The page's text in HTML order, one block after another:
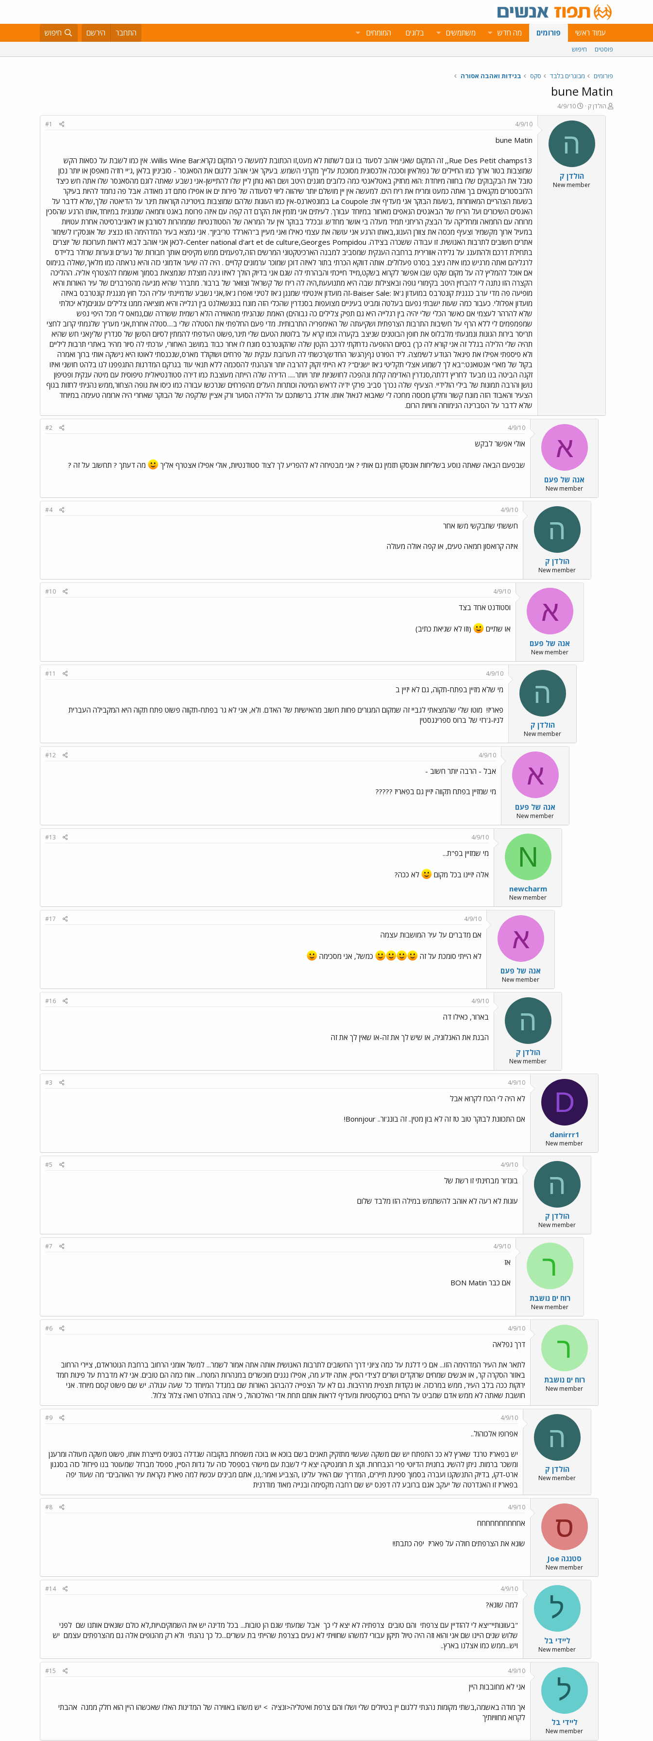
עמוד ראשי פורומים מה חדש משתמשים בלוגים המומחים התחבר הירשם חיפוש
פוסטים חיפוש
פורומים מבוגרים בלבד סקס בגידות ואהבה אסורה
bune Matin
פ
ו
הולדן ק
פ
ו
ר
ם
א
ר
י
4/9/10
ה
הולדן ק
New member
4/9/10
#1
bune Matin
Rue Des Petit champs13,, זה המקום שאני אוהב לסעוד בו וגם לשתות לא מעט,זו הכתובת למעשה כי המקום נקרא:Willis Wine Bar. אין כמו לשבת על כסאות הקש
שמוצבות בטור ארוך כמו החיילים של נפולאיון וסככה אלכסונית מסוככת עלייך מקרני השמש. בעיקר אני אוהב ללגום את הסאנסר - סוביניון בלאן ,ג'יי רוז'ה מאפסן או יותר נכון
טובל את הבקבוקים שלו בחווה מיוחדת :הוא מחזיק באטלאנטי כמה כלובים מוגנים היטב ושם הוא נותן ליין שלו להתיישן-אני נשבע שאתה לוגם מהסאנסר שלו אתה חש כיצד
הלובסטרים מקנאים בך ואתה כמעט ומריח את ריח הים. למעשה אין יין מושלם יותר שיהווה ליווי לסעודה של פירות ים או אפילו סתם דג מאודה. אבל פה נחמד להיות בעיקר
בשעות הצהריים המאוחרות ,בשעות הבוקר אני מעדיף את: La Coupole במונפארנס-אין כמו העוגות שלהם שמוצבות בויטרינה וקוראות תיגר על הדיאטה שלך,שלא לדבר על
האגסים השיכורים ועל הריח של הבאגטים הנאפים מאחור במיוחד עבורך. לעיתים אני מזמין את הקרם דה קפה עם איזה פרוסת באגט וחמאה שמנונית במיוחד,אותו הרגע שהסכין
מרוחה עם החמאה ומחליקה על הבצק הריחני תמיד מעלה בי אושר מחדש. ובכלל בבוקר אין על המראה של הסטודנטיות שממהרות לסורבון או לאוניברסיטה אחרת עטויות
במעיל ארוך מקשמיר וצעיף מכסה את צוורן הענוג,באותו הרגע אני עושה את עצמי כאילו ואני מעיין ב"הארלד טריביון". אני נמצא בעיר המדהימה הזו כנציג של אונסק"ו לשימור
אתרים חשובים לתרבות האנושית. זו עבודה ששכרה בצידה. Center national d'art et de culture,Georges Pompidou-לכאן אני אוהב לבוא לראות תערוכות של יוצרים
בתחילת דרכם ולהתענג על גלידה אוורירית ברחבה הענקית שמסביב למבנה הארכיטקטוני המרשים הזה,לפעמים ממש מקיפים אותך חבורות של נערים ונערות שרולר בליידס
לרגליהם ואתה מרגיש כמו איזה ניצב בסרט פעלולים. אותה דווקא הכרתי בתור לאיזה דוכן שמוכר ערמונים קלויים . היה לה שיער אדמוני כזה והיא נראתה כמו מלאך,שאלה בנימוס
אם אוכל להמליץ לה על מקום שקט שבו אפשר לקרוא בשקט,מייד חייכתי והבהרתי לה שגם אני בדיוק הולך לאיזו גינה מוצלת שנמצאת בסמוך ואשמח להצטרף אליה. ההליכה
הקצרה הזו נתנה לי להבחין היטב בקימורי גופה ובאצילות שבה היא מתנועעת,היה לה ריח של קשראל וצוואר של ברבור. מתברר שהיא מגיעה מהפרברים של עיר האורות והיא
מופיעה פה מדי ערב כנגנית קונטרבס במועדון ג'אז :Baiser Sale-זה מועדון אינטימי שמנגן ג'אז לטיני ואפרו ג'אז,אני נשבע שדמיינתי עליה הכל חוץ מנגנית קונטרבס באיזה
מועדון אפלולי. כעבור כמה שעות ישבתי נפעם בעלטה ומביט בעיניים מצועפות בסנדרין שהכלי הזה מונח בנונשאלנט בין רגלייה והיא מוציאה ממנו צלילים ענוגים(לא יכולתי
שלא להרהר לעצמי אם כאשר הכלי שלי יהיה בין רגלייה היא גם תפיק צלילים כה גבוהים) האמת שנהניתי מהאווירה הלא רשמית ששררה שם,נמאס לי מכל היפי נפש
שמפמפמים לי ללא הרף על חשיבות התרבות הצרפתית ושקיעתה של האימפריה התרבותית. מדי פעם החלפתי את הסטלה שלי ב....סטלה אחרת,אני מעריך שלגמתי קרוב לחצי
תריסר בירות הגונות ונמנעתי מלבלוס את חופן הבוטנים שניצב בקערה וכמו קרא על בלוטות הטעם שלי תיגר,פשוט העדפתי להמתין לסיום הסשן של סנדרין שלי(אני חש שהיא
תהיה שלי הלילה בגלל זה אני קורא לה כך) בסיום ההופעה נדחקתי לרכב הקטן שלה שהקונטרבס מונח לו אחר כבוד במושב האחורי, ערכתי לה סיור מהיר באתרי תרבות ליליים
ולא פיספתי אפילו את פיגאל הנודע לשימצה. ליד הפורט נף(הגשר החדש)רכשתי לה תערובת ענקית של פרחים ושוקולד מארס,שנכנסתי לאוטו היא נישקה אותי ברוך ואמרה
בקול של מארי אנטואנט:"בא לך לשמוע אצלי תקליטי ג'אז ישנים"? לא הייתי זקוק להרבה יותר והנהנתי להסכמה ללא תנאי עוד בגרקם המדרגות התגפפנו לנו בלהט חושני ואיזו
זקנה הביטה בנו מבעד לחריץ דלתה,סנדרין האדימה קלות ונהפכה לחושניות יותר ויותר..... הדירה שלה הייתה מעוצבת כמו דירה סטודנטיאלית טיפוסית עם מיטה ענקית ופטיפון
נושן והרבה תמונות של בילי הולידיי. הצעיף שלה נכרך סביב פרקי ידיה לראש המיטה וכותרות העלים מהפרחים שנרכשו עבורה כמו כיסו את גופה הצחור,ממש נהניתי לחזות בגוף
הצעיר והאבוד הזה מונח קשור וחלקו מכוסה מחכה לי שאבוא לגאול אותו. אדלג ברשותכם על הלילה הסוער ורק אציין שלקפה של הבוקר שאחרי היה ארומה טעימה במיוחד
שלא לדבר על הסברינה הנימוחה ורוויות הרום.
א
אנה של פעם
New member
4/9/10
#2
אולי אפשר לבקש
שבפעם הבאה שאתה נוסע בשליחות אונסקו תזמין גם אותי ? אני מבטיחה לא להפריע לך לצוד סטודנטיות, אולי אפילו אצטרף אליך מה דעתך ? תחשוב על זה ?
ה
הולדן ק
New member
4/9/10
#4
חששתי שתבקשי משו אחר
איזה קרואסון חמאה טעים, או קפה אולה מעולה
א
אנה של פעם
New member
4/9/10
#10
וסטודנט אחד בצד
או שתיים (וזו לא שגיאת כתיב)
ה
הולדן ק
New member
4/9/10
#11
מי שלא מזיין בפתח-תקוה, גם לא יזיין ב
פאריז! מוטו שלי שהמצאתי לגביי זה שמקום המגורים פחות חשוב מהאישיות של האדם. ולא, אני לא גר בפתח-תקווה פשוט פתח תקוה היא המקבילה העברית
לניו-ג'רזי של ברוס ספרינגסטין
א
אנה של פעם
New member
4/9/10
#12
אבל - הרבה יותר חשוב -
מי שמזיין בפתח תקווה יזיין גם בפאריז ?????
N
newcharm
New member
4/9/10
#13
מי שמזיין בפ"ת...
אלה יזיינו בכל מקום לא ככה?
א
אנה של פעם
New member
4/9/10
#17
אם מדברים על עיר המושבות עצמה
לא הייתי סומכת על זה כמשל, אני מסכימה
ה
הולדן ק
New member
4/9/10
#16
בארור, כאילו דה
הבנת את האנלוגיה, או שיש לך את זה-או שאין לך את זה
D
danirrr1
New member
4/9/10
#3
לא היה לי הכח לקרוא אבל
אם התכוונת לבוקר טוב טז זה לא בון מטין.. זה בונג'ור.. Bonnjour!
ה
הולדן ק
New member
4/9/10
#5
בונז'ור מבחינתי זו רשת של
עוגות לא רעה לא אוהב להשתמש במילה הזו מלבד שלום
ר
רוח ים נושבת
New member
4/9/10
#7
אז
אם כבר BON Matin
ר
רוח ים נושבת
New member
4/9/10
#6
דרך נפלאה
לתאר את העיר המדהימה הזו... אם כי דלגת על כמה ציוני דרך החשובים לתרבות האנושית אותה אתה אמור לשמר... למשל אומני הרחוב ברחבת הנוטראדם, ציירי הרחוב
באזור הסקרה קר, או אנשים שמחים שרוקדים ושרים לצידי הסיין. אתה יודע מה, אפילו נגנים מוכשרים במנהרות המטרו... אוח כמה הם טובים. אני לא מדברת על פינות חמד
ירוקות ככה בלב העיר, ממש במרכזה. או נקודות תצפית מרהיבות. גם לא על הצפייה להבהוב האורות שם במגדל המיוחד כל שעה עגולה. יש שם פשוט קסם מיוחד. אני
חושבת שאתה לא ממש אדם שמביט על החיים בסרקסטיות ומעדיף לראות אותם תחת אדי האלכוהול, כי אתה בהחלט רואה צלול צלול.
ה
הולדן ק
New member
4/9/10
#9
אפרופו אלכוהול..
יש בפאריז טרנד שארץ לא ככ התפתח יש שם משקה שעשוי מתזקיק תאנים בשם בוכא או בוכה משפחת בוקובזה שגדלה בטוניס מייצרת אותו, פשוט משקה מעולה ומרענן
ומשכר ברמות. ניתן להשיג בחנוית הדיוטי פרי הנבחרות. וקצ ת רומנטיקה יצא לי לשבת עם מישהי בספסל כזה על גדות הסיין, ספסל מברזל שמעוטר בנו פירזול כזה בסגנון
ארט-דקו, בדיוק התנשקנו ועברה בסמוך ספינת תיירים, המדריך שם האיר עלינו ,הצביע ואמר:,נו, אתם מבינים עכשיו למה פאריז נקראת עיר האוהבים" מה שעוד יפה
בפאריז זו האנדרטה של יעקב אגם ברובע לה דפנס יש שם רחבה מקסימה ובנייה מאוד מודרנית
ס
סטנגה Joe
New member
4/9/10
#8
אחחחחחחחחחח
שונא את הצרפתים חולה על פאריז יפה כתבת!!
ל
ליידי בל
New member
4/9/10
#14
למה שונא?
"בעוונותיי"יצא לי להזדיין עם צרפתי והם טובים צרפתיה לא יצא לי כך אבל שמעתי שגם הן טובות... בכל מדינה יש את השמוקים\יות,לא כולם שונאים אותנו שם לפני
שלוש שנים היינו שם אני והוא וזה היה טיול תיקון עבורי למשהו שחוויתי לא נעים בצרפת שהייתי בת עשרים...כל כך נהנתי ולא רק מהנופים אלה גם מהצרפתים עצמם יש
ויש...ממש כמו אצלנו בארץ..
ל
ליידי בל
New member
4/9/10
#15
אני לא מחובבות היין
אך מודה באשמה,בשתי מקומות נהנתי ללגום יין בטיולים שלי ושלו והם צרפת ואיטליה<ונציה > יש משהו באווירה של המדינות האלו שאכשהו היין הוא חלק ממנה אהבתי
לקרוא מחוויותיך